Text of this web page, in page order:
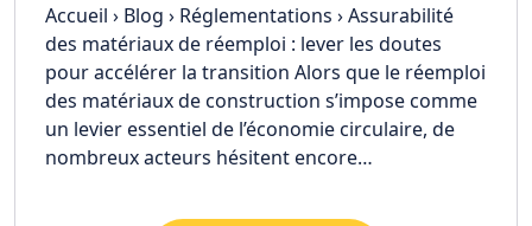
Accueil › Blog › Réglementations › Assurabilité
des matériaux de réemploi : lever les doutes
pour accélérer la transition Alors que le réemploi
des matériaux de construction s’impose comme
un levier essentiel de l’économie circulaire, de
nombreux acteurs hésitent encore…